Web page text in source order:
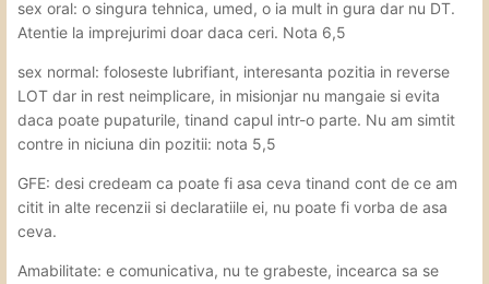
sex oral: o singura tehnica, umed, o ia mult in gura dar nu DT.
Atentie la imprejurimi doar daca ceri. Nota 6,5
sex normal: foloseste lubrifiant, interesanta pozitia in reverse
LOT dar in rest neimplicare, in misionjar nu mangaie si evita
daca poate pupaturile, tinand capul intr-o parte. Nu am simtit
contre in niciuna din pozitii: nota 5,5
GFE: desi credeam ca poate fi asa ceva tinand cont de ce am
citit in alte recenzii si declaratiile ei, nu poate fi vorba de asa
ceva.
Amabilitate: e comunicativa, nu te grabeste, incearca sa se